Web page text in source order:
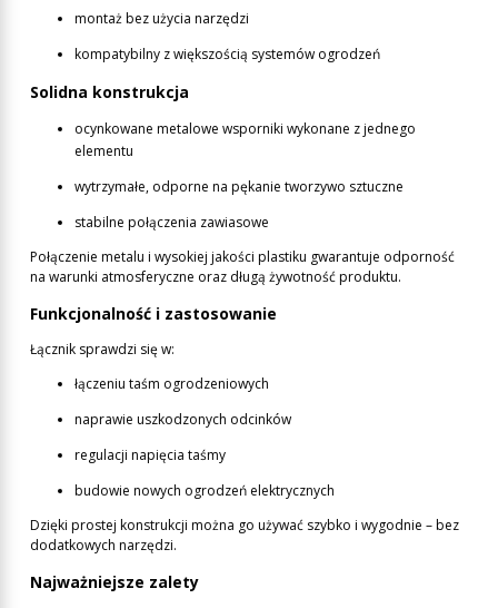
montaż bez użycia narzędzi
kompatybilny z większością systemów ogrodzeń
Solidna konstrukcja
ocynkowane metalowe wsporniki wykonane z jednego
elementu
wytrzymałe, odporne na pękanie tworzywo sztuczne
stabilne połączenia zawiasowe
Połączenie metalu i wysokiej jakości plastiku gwarantuje odporność
na warunki atmosferyczne oraz długą żywotność produktu.
Funkcjonalność i zastosowanie
Łącznik sprawdzi się w:
łączeniu taśm ogrodzeniowych
naprawie uszkodzonych odcinków
regulacji napięcia taśmy
budowie nowych ogrodzeń elektrycznych
Dzięki prostej konstrukcji można go używać szybko i wygodnie – bez
dodatkowych narzędzi.
Najważniejsze zalety